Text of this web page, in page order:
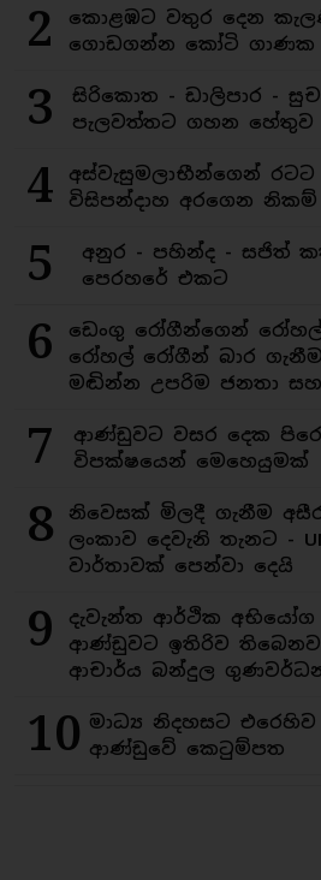
2
කොළඹට වතුර දෙන
ගොඩගන්න කෝටි ගාණක
3
සිරිකොත - ඩාලිපාර -
පැලවත්තට ගහන හේතුව
4
අස්වැසුමලාභීන්ගෙන්
විසිපන්දාහ අරගෙන
5
අනුර - පහින්ද - සජිත්
පෙරහරේ එකට
6
ඩෙංගු රෝගීන්ගෙන්
රෝහල් රෝගීන් බාර
මඬින්න උපරිම ජනතා
7
ආණ්ඩුවට වසර දෙක
විපක්ෂයෙන් මෙහෙයුමක්
8
නිවෙසක් මිලදී ගැනීම
ලංකාව දෙවැනි තැනට -
වාර්තාවක් පෙන්වා දෙයි
9
දැවැන්ත ආර්ථික
ආණ්ඩුවට ඉතිරිව
ආචාර්ය බන්දුල
10 මාධ්‍ය නිදහසට
ආණ්ඩුවේ කෙටුම්පත